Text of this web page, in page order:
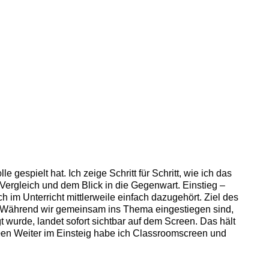
gespielt hat. Ich zeige Schritt für Schritt, wie ich das
und dem Blick in die Gegenwart. Einstieg –
im Unterricht mittlerweile einfach dazugehört. Ziel des
wir gemeinsam ins Thema eingestiegen sind,
landet sofort sichtbar auf dem Screen. Das hält
Weiter im Einsteig habe ich Classroomscreen und